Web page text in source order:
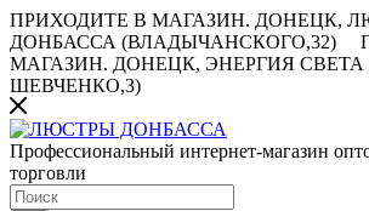
ПРИХОДИТЕ В МАГАЗИН. ДОНЕЦК,
ДОНБАССА (ВЛАДЫЧАНСКОГО,32)
МАГАЗИН. ДОНЕЦК, ЭНЕРГИЯ СВЕТА
ШЕВЧЕНКО,3)
Профессиональный интернет-магазин
торговли